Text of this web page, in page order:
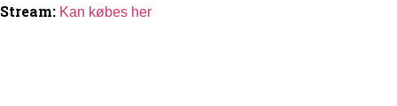
Stream: Kan købes her